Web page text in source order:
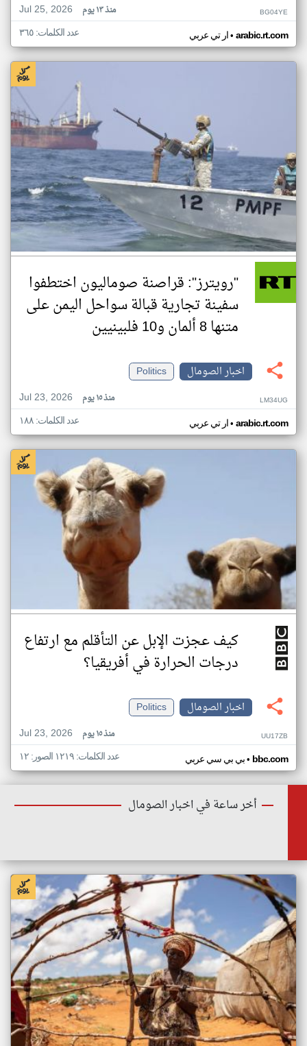
Jul 25, 2026
منذ ١٣ يوم BG04YE
ار تي عربي• arabic.rt.com عدد الكلمات: ٣٦٥
"رويترز": قراصنة صوماليون اختطفوا
سفينة تجارية قبالة سواحل اليمن على
متنها 8 ألمان و10 فلبينيين
اخبار الصومال
Politics
Jul 23, 2026
منذ ١٥ يوم LM34UG
ار تي عربي• arabic.rt.com عدد الكلمات: ١٨٨
كيف عجزت الإبل عن التأقلم مع ارتفاع
درجات الحرارة في أفريقيا؟
اخبار الصومال
Politics
Jul 23, 2026
منذ ١٥ يوم UU17ZB
بي بي سي عربي• bbc.com عدد الكلمات: ١٢١٩ الصور: ١٢
أخر ساعة في اخبار الصومال